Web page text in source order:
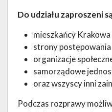
Do udziału zaproszeni
mieszkańcy Krakowa
strony postępowania
organizacje
samorządowe
oraz wszyscy inni
Podczas rozprawy